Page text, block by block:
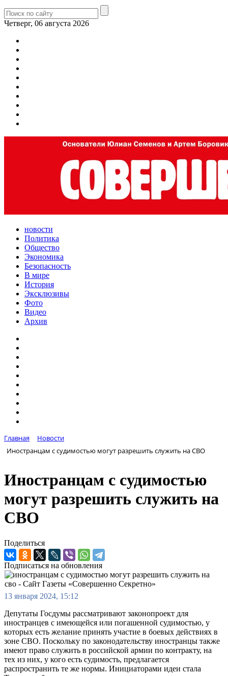
Четверг, 06 августа 2026
новости
Политика
Общество
Экономика
Безопасность
В мире
История
Эксклюзивы
Фото
Видео
Архив
Главная
Новости
Иностранцам с судимостью могут разрешить служить на СВО
Иностранцам с судимостью
могут разрешить служить на
СВО
Поделиться
Подписаться на обновления
13 января 2024, 15:12
Депутаты Госдумы рассматривают законопроект для
иностранцев с имеющейся или погашенной судимостью, у
которых есть желание принять участие в боевых действиях в
зоне СВО. Поскольку по законодательству иностранцы также
имеют право служить в российской армии по контракту, на
тех из них, у кого есть судимость, предлагается
распространить те же нормы. Инициаторами идеи стала